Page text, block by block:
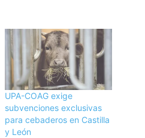
UPA-COAG exige
subvenciones exclusivas
para cebaderos en Castilla
y León